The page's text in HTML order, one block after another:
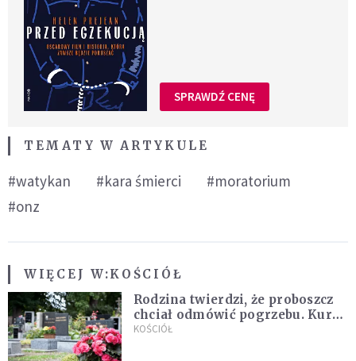
SPRAWDŹ CENĘ
TEMATY W ARTYKULE
#watykan #kara śmierci
#moratorium
#onz
WIĘCEJ W:KOŚCIÓŁ
Rodzina twierdzi, że proboszcz
chciał odmówić pogrzebu. Kuria
zapowiada wyjaśnienia
KOŚCIÓŁ